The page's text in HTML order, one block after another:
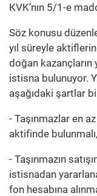
KVK’nın 5/1-e
Söz konusu
yıl süreyle
doğan
istisna bulunuyor.
aşağıdaki şartlar
- Taşınmazlar en
aktifinde bulunmalı,
- Taşınmazın
istisnadan
fon hesabına